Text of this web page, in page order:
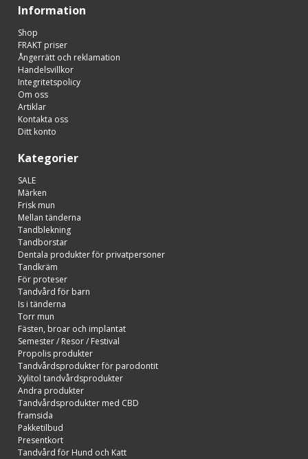
Information
Shop
FRAKT priser
Ångerrätt och reklamation
Handelsvillkor
Integritetspolicy
Om oss
Artiklar
Kontakta oss
Ditt konto
Kategorier
SALE
Märken
Frisk mun
Mellan tänderna
Tandblekning
Tandborstar
Dentala produkter för privatpersoner
Tandkräm
För proteser
Tandvård för barn
Is i tänderna
Torr mun
Fästen, broar och implantat
Semester / Resor / Festival
Propolis produkter
Tandvårdsprodukter för parodontit
Xylitol tandvårdsprodukter
Andra produkter
Tandvårdsprodukter med CBD
framsida
Pakketilbud
Presentkort
Tandvård för Hund och Katt